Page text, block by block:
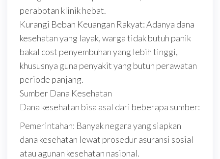
perabotan klinik hebat.
Kurangi Beban Keuangan Rakyat: Adanya dana
kesehatan yang layak, warga tidak butuh panik
bakal cost penyembuhan yang lebih tinggi,
khususnya guna penyakit yang butuh perawatan
periode panjang.
Sumber Dana Kesehatan
Dana kesehatan bisa asal dari beberapa sumber:
Pemerintahan: Banyak negara yang siapkan
dana kesehatan lewat prosedur asuransi sosial
atau agunan kesehatan nasional.